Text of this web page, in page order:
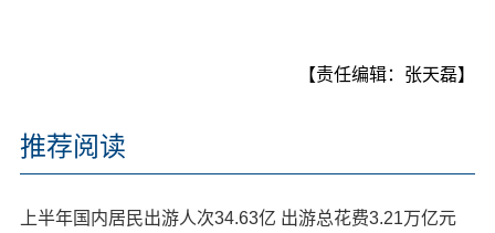
【责任编辑：张天磊】
推荐阅读
上半年国内居民出游人次34.63亿 出游总花费3.21万亿元